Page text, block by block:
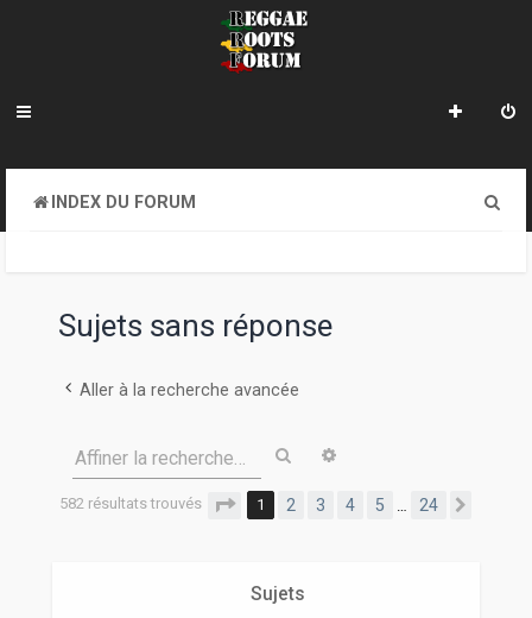
INDEX DU FORUM
Sujets sans réponse
Aller à la recherche avancée
Affiner la recherche… Rechercher
582 résultats trouvés Page 1sur
1 2 3 4 5 24
Sujets